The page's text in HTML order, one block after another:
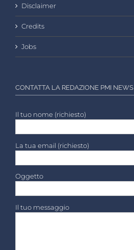
Disclaimer
Credits
Jobs
CONTATTA LA REDAZIONE PMI NEWS
Il tuo nome (richiesto)
La tua email (richiesto)
Oggetto
Il tuo messaggio